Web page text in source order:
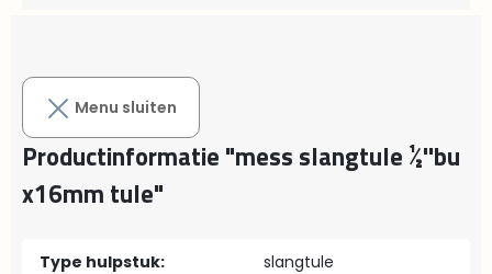
Menu sluiten
Productinformatie "mess slangtule ½''bu
x16mm tule"
Type hulpstuk: slangtule